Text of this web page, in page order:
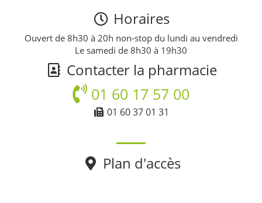
Horaires
Ouvert de 8h30 à 20h non-stop du lundi au vendredi
Le samedi de 8h30 à 19h30
Contacter la pharmacie
01 60 17 57 00
01 60 37 01 31
Plan d'accès